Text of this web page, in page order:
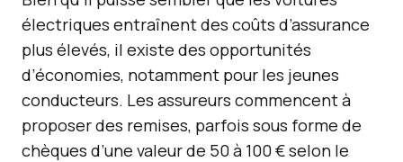
électriques entraînent des coûts d’assurance
plus élevés, il existe des opportunités
d’économies, notamment pour les jeunes
conducteurs. Les assureurs commencent à
proposer des remises, parfois sous forme de
chèques d’une valeur de 50 à 100 € selon le